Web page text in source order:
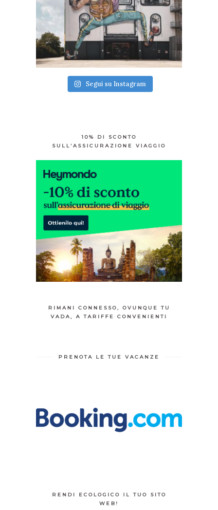
Segui su Instagram
10% DI SCONTO
SULL’ASSICURAZIONE VIAGGIO
RIMANI CONNESSO, OVUNQUE TU
VADA, A TARIFFE CONVENIENTI
PRENOTA LE TUE VACANZE
RENDI ECOLOGICO IL TUO SITO
WEB!